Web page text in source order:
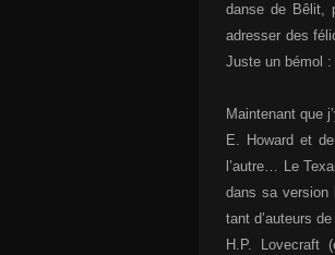
danse de Bêlit,
adresser des
Juste un bémol
Maintenant que
E. Howard et
l’autre… Le
dans sa version
tant d’auteurs
H.P. Lovecraft